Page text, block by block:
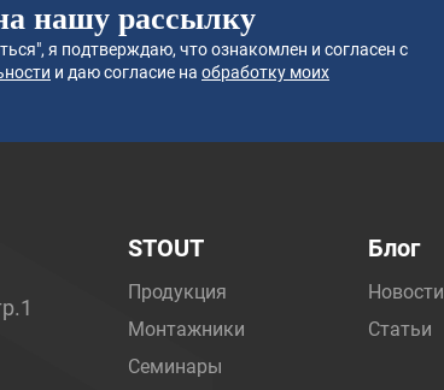
нашу рассылку
я подтверждаю, что ознакомлен и согласен с
и даю согласие на обработку моих
STOUT
Продукция
Монтажники
Семинары
Блог
Новости
Статьи